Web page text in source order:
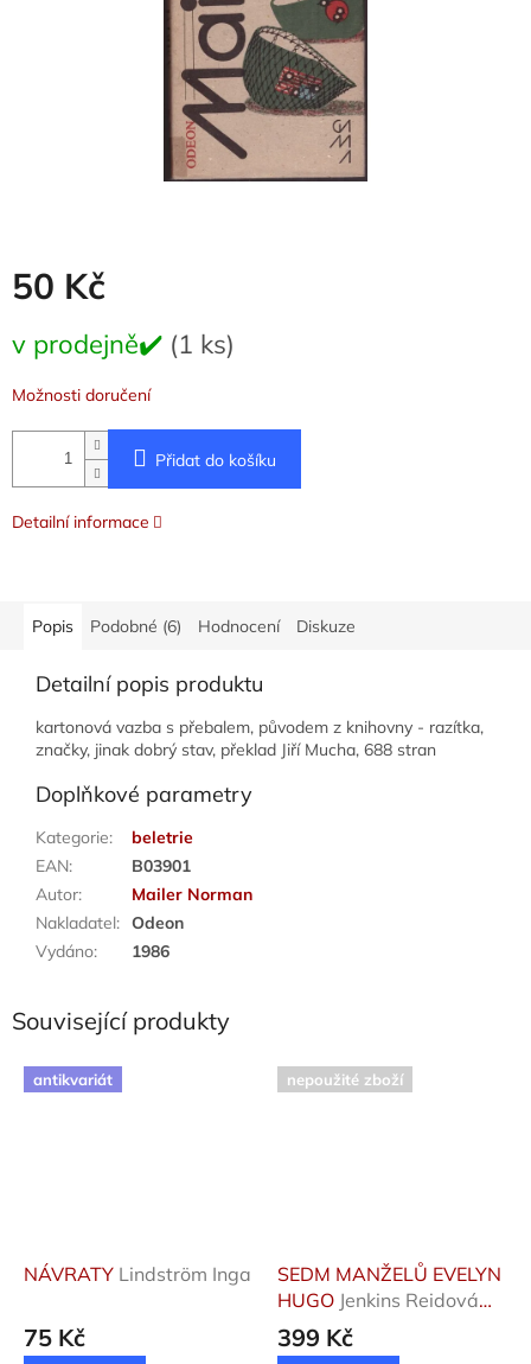
50 Kč
cena:
v prodejně✔️ (1 ks)
Možnosti doručení
Přidat do košíku
Detailní informace
Popis Podobné (6) Hodnocení Diskuze
Detailní popis produktu
kartonová vazba s přebalem, původem z knihovny - razítka,
značky, jinak dobrý stav, překlad Jiří Mucha, 688 stran
Doplňkové parametry
Kategorie:
beletrie
EAN:
B03901
Autor:
Mailer Norman
Nakladatel: Odeon
Vydáno: 1986
Související produkty
antikvariát
NÁVRATY Lindström Inga
75 Kč
nepoužité zboží
SEDM MANŽELŮ EVELYN
HUGO Jenkins Reidová
Taylor
399 Kč